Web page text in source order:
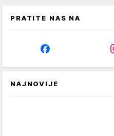
PRATITE NAS NA
NAJNOVIJE